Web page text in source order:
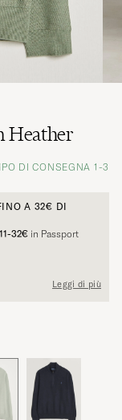
Heather
DI CONSEGNA 1-3
A 32€ DI
11-32€ in Passport
Leggi di più